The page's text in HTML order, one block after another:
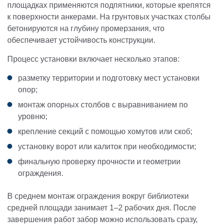
площадках применяются подпятники, которые крепятся
к поверхности анкерами. На грунтовых участках столбы
бетонируются на глубину промерзания, что
обеспечивает устойчивость конструкции.
Процесс установки включает несколько этапов:
разметку территории и подготовку мест установки
опор;
монтаж опорных столбов с выравниванием по
уровню;
крепление секций с помощью хомутов или скоб;
установку ворот или калиток при необходимости;
финальную проверку прочности и геометрии
ограждения.
В среднем монтаж ограждения вокруг библиотеки
средней площади занимает 1–2 рабочих дня. После
завершения работ забор можно использовать сразу,